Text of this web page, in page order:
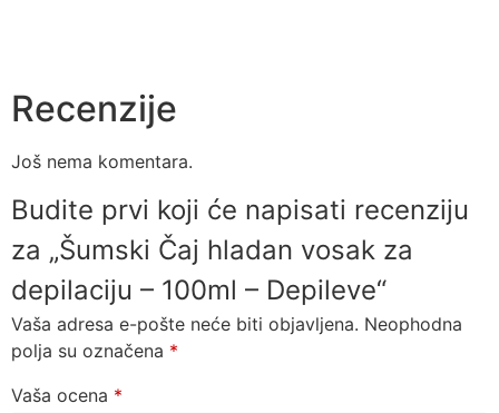
Recenzije
Još nema komentara.
Budite prvi koji će napisati recenziju
za „Šumski Čaj hladan vosak za
depilaciju – 100ml – Depileve“
Vaša adresa e-pošte neće biti objavljena. Neophodna
polja su označena *
Vaša ocena *